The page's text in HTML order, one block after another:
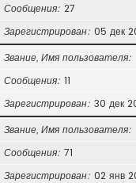
Сообщения 27
Зарегистрирован 05 дек
Звание, Имя пользователя
Сообщения 11
Зарегистрирован 30 дек
Звание, Имя пользователя
Сообщения 71
Зарегистрирован 02 янв